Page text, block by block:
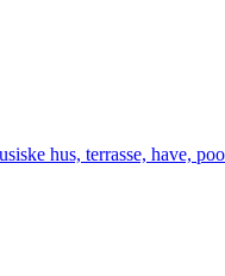
hus, terrasse, have,